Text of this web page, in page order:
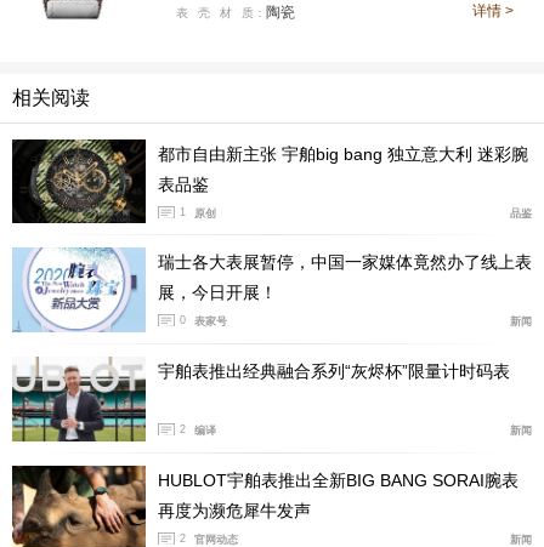
精神。
表 壳 材 质： 陶瓷 详情 >
相关阅读
都市自由新主张 宇舶big bang 独立意大利 迷彩腕
表品鉴
1 原创 品鉴
瑞士各大表展暂停，中国一家媒体竟然办了线上表
展，今日开展！
0 表家号 新闻
宇舶表推出经典融合系列“灰烬杯”限量计时码表
2 编译 新闻
HUBLOT宇舶表推出全新BIG BANG SORAI腕表
再度为濒危犀牛发声
2 官网动态 新闻